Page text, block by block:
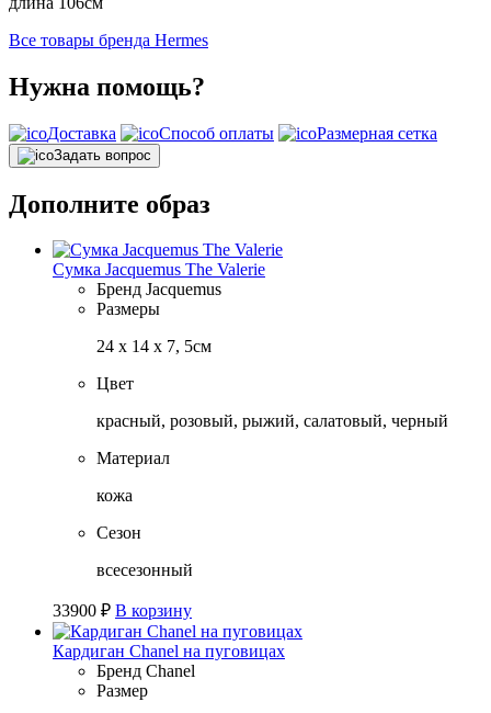
Все товары бренда Hermes
Нужна помощь?
Доставка Способ оплаты Размерная сетка
Задать вопрос
Дополните образ
Сумка Jacquemus The Valerie
Бренд Jacquemus
Размеры
24 х 14 х 7, 5см
Цвет
красный, розовый, рыжий, салатовый, черный
Материал
кожа
Сезон
всесезонный
33900 ₽ В корзину
Кардиган Chanel на пуговицах
Бренд Chanel
Размер